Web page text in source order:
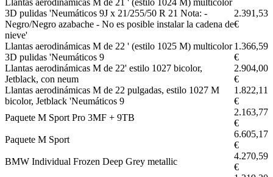
3D pulidas 'Neumáticos 9J x 21/255/50 R 21 Nota: -
Negro/Negro azabache - No es posible instalar la cadena de
nieve'
2.391,53
€
Llantas aerodinámicas M de 22 ' (estilo 1025 M) multicolor
3D pulidas 'Neumáticos 9
1.366,59
€
Llantas aerodinámicas M de 22' estilo 1027 bicolor,
Jetblack, con neum
2.904,00
€
Llantas aerodinámicas M de 22 pulgadas, estilo 1027 M
bicolor, Jetblack 'Neumáticos 9
1.822,11
€
Paquete M Sport Pro 3MF + 9TB
2.163,77
€
Paquete M Sport
6.605,17
€
BMW Individual Frozen Deep Grey metallic
4.270,59
€